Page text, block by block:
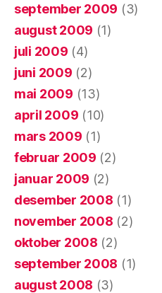
september 2009 (3)
august 2009 (1)
juli 2009 (4)
juni 2009 (2)
mai 2009 (13)
april 2009 (10)
mars 2009 (1)
februar 2009 (2)
januar 2009 (2)
desember 2008 (1)
november 2008 (2)
oktober 2008 (2)
september 2008 (1)
august 2008 (3)